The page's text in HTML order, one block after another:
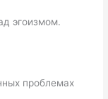
эгоизмом.
проблемах